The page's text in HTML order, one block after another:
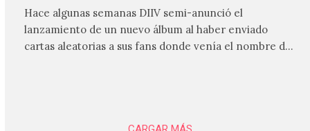
Hace algunas semanas DIIV semi-anunció el
lanzamiento de un nuevo álbum al haber enviado
cartas aleatorias a sus fans donde venía el nombre de